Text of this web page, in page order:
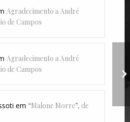
-
Agradecimento a André
de Campos
Agradecimento a André
de Campos
em “Malone Morre”, de